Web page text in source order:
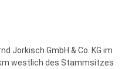
Jorkisch GmbH & Co. KG im
westlich des Stammsitzes